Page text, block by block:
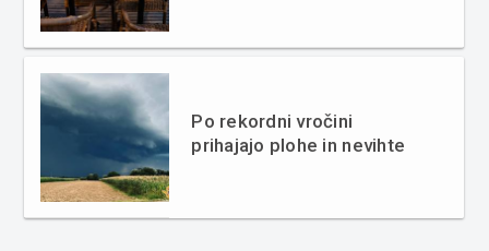
Po rekordni vročini
prihajajo plohe in nevihte